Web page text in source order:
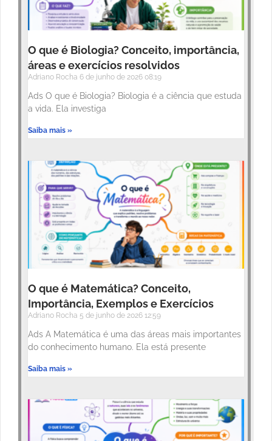
O que é Biologia? Conceito, importância,
áreas e exercícios resolvidos
Adriano Rocha 6 de junho de 2026 08:19
Ads O que é Biologia? Biologia é a ciência que estuda
a vida. Ela investiga
Saiba mais »
O que é Matemática? Conceito,
Importância, Exemplos e Exercícios
Adriano Rocha 5 de junho de 2026 12:59
Ads A Matemática é uma das áreas mais importantes
do conhecimento humano. Ela está presente
Saiba mais »